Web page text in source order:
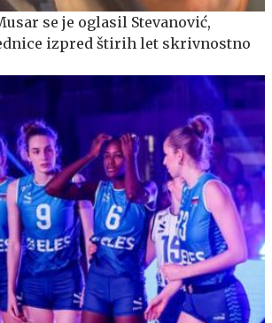
se je oglasil Stevanović,
izpred štirih let skrivnostno